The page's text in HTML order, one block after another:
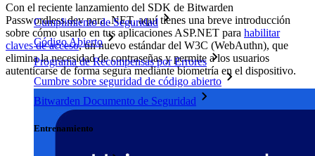
Cumplimiento de Seguridad
Código Abierto
Programa de Recompensas por Errores
Cumbre sobre seguridad de código abierto
Bitwarden Documento de Seguridad
Entrenamiento
Con el reciente lanzamiento del SDK de Bitwarden
Passwordless.dev para .NET, aquí tienes una breve introducción
sobre cómo usarlo en tus aplicaciones ASP.NET para habilitar
claves de acceso, un nuevo estándar del W3C (WebAuthn), que
elimina la necesidad de contraseñas y permite a los usuarios
autenticarse de forma segura mediante biometría en el dispositivo.